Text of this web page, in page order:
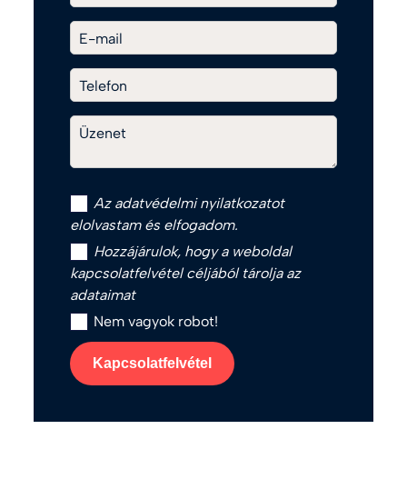
E-mail
Telefon
Üzenet
Az adatvédelmi nyilatkozatot
elolvastam és elfogadom.
Hozzájárulok, hogy a weboldal
kapcsolatfelvétel céljából tárolja az
adataimat
Nem vagyok robot!
Kapcsolatfelvétel